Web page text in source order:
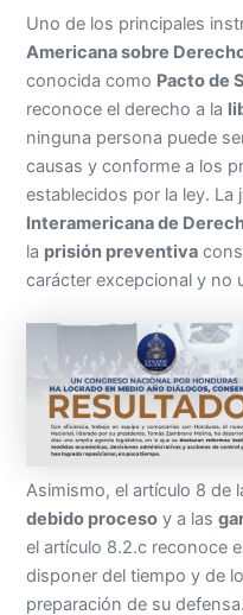
Uno de los principales
Americana sobre
conocida como Pacto de
reconoce el derecho a la
ninguna persona puede
causas y conforme a los
establecidos por la ley. La
Interamericana de
la prisión preventiva
carácter excepcional y no
Asimismo, el artículo 8 de
debido proceso y a las
el artículo 8.2.c reconoce
disponer del tiempo y de
preparación de su defensa.